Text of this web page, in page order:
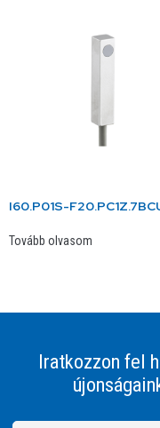
I60.P01S-
Tovább olvasom
Iratkozzon fel